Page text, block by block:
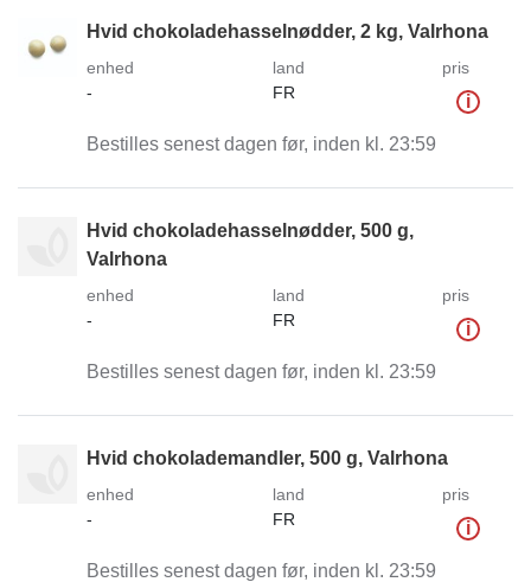
Hvid chokoladehasselnødder, 2 kg, Valrhona
enhed
-
land
FR
pris
i
Bestilles senest dagen før, inden kl. 23:59
Hvid chokoladehasselnødder, 500 g,
Valrhona
enhed
-
land
FR
pris
i
Bestilles senest dagen før, inden kl. 23:59
Hvid chokolademandler, 500 g, Valrhona
enhed
-
land
FR
pris
i
Bestilles senest dagen før, inden kl. 23:59